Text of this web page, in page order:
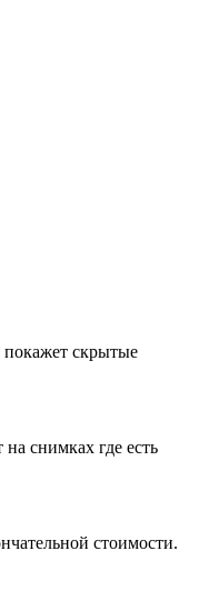
покажет скрытые
снимках где есть
стоимости.